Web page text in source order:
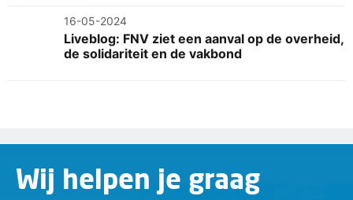
16-05-2024
Liveblog: FNV ziet een aanval op de overheid,
de solidariteit en de vakbond
Wij helpen je graag